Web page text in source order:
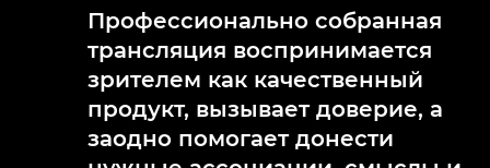
Профессионально собранная
трансляция воспринимается
зрителем как качественный
продукт, вызывает доверие, а
заодно помогает донести